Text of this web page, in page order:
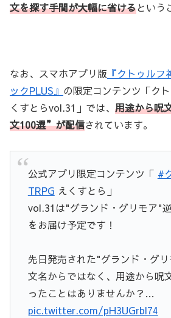
文を探す手間が大幅に省けるという
なお、スマホアプリ版 『クトゥル
ックPLUS』 の限定コンテンツ「ク
くすとらvol.31」では、 用途から呪
文100選”が配信されています。
公式アプリ限定コンテンツ「 #
TRPG えくすとら」
vol.31は"グランド・グリモア"
をお届け予定です！
先日発売された"グランド・グ
文名からではなく、用途から呪
ったことはありませんか？…
pic.twitter.com/pH3UGrbl74